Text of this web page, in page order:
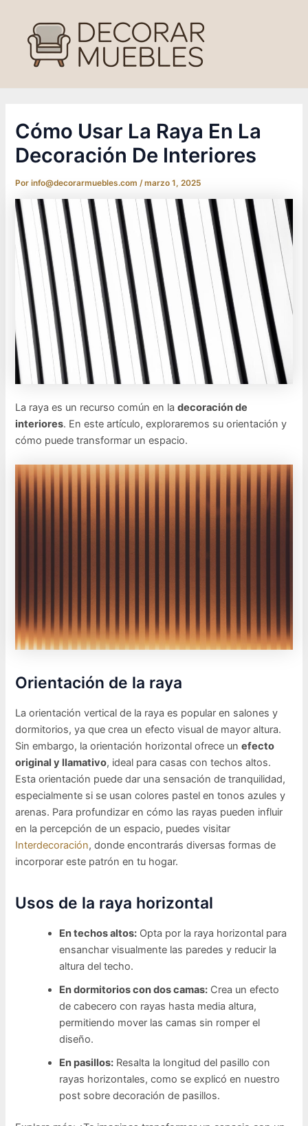
contenido
Cómo Usar La Raya En La
Decoración De Interiores
Porinfo@decorarmuebles.com/marzo 1, 2025
La raya es un recurso común en ladecoración de
interiores. En este artículo, exploraremos su orientación y
cómo puede transformar un espacio.
Orientación de la raya
La orientación vertical de la raya es popular en salones y
dormitorios, ya que crea un efecto visual de mayor altura.
Sin embargo, la orientación horizontal ofrece unefecto
original y llamativo, ideal para casas con techos altos.
Esta orientación puede dar una sensación de tranquilidad,
especialmente si se usan colores pastel en tonos azules y
arenas. Para profundizar en cómo las rayas pueden influir
en la percepción de un espacio, puedes visitar
Interdecoración, donde encontrarás diversas formas de
incorporar este patrón en tu hogar.
Usos de la raya horizontal
En techos altos: Opta por la raya horizontal para
ensanchar visualmente las paredes y reducir la
altura del techo.
En dormitorios con dos camas: Crea un efecto
de cabecero con rayas hasta media altura,
permitiendo mover las camas sin romper el
diseño.
En pasillos: Resalta la longitud del pasillo con
rayas horizontales, como se explicó en nuestro
post sobre decoración de pasillos.